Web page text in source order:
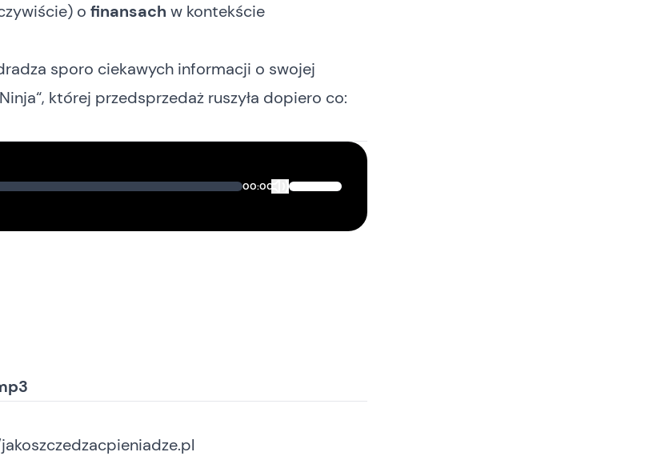
o finansach w kontekście
sporo ciekawych informacji o swojej
“, której przedsprzedaż ruszyła dopiero co:
00:00